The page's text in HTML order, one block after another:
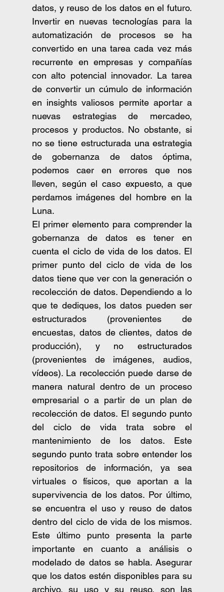
datos, y reuso de los datos en el futuro.
Invertir en nuevas tecnologías para la
automatización de procesos se ha
convertido en una tarea cada vez más
recurrente en empresas y compañías
con alto potencial innovador. La tarea
de convertir un cúmulo de información
en insights valiosos permite aportar a
nuevas estrategias de mercadeo,
procesos y productos. No obstante, si
no se tiene estructurada una estrategia
de gobernanza de datos óptima,
podemos caer en errores que nos
lleven, según el caso expuesto, a que
perdamos imágenes del hombre en la
Luna.
El primer elemento para comprender la
gobernanza de datos es tener en
cuenta el ciclo de vida de los datos. El
primer punto del ciclo de vida de los
datos tiene que ver con la generación o
recolección de datos. Dependiendo a lo
que te dediques, los datos pueden ser
estructurados (provenientes de
encuestas, datos de clientes, datos de
producción), y no estructurados
(provenientes de imágenes, audios,
vídeos). La recolección puede darse de
manera natural dentro de un proceso
empresarial o a partir de un plan de
recolección de datos. El segundo punto
del ciclo de vida trata sobre el
mantenimiento de los datos. Este
segundo punto trata sobre entender los
repositorios de información, ya sea
virtuales o físicos, que aportan a la
supervivencia de los datos. Por último,
se encuentra el uso y reuso de datos
dentro del ciclo de vida de los mismos.
Este último punto presenta la parte
importante en cuanto a análisis o
modelado de datos se habla. Asegurar
que los datos estén disponibles para su
archivo, su uso y su reuso, son las